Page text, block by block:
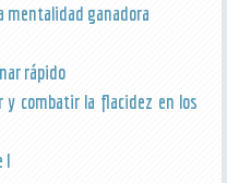
mentalidad ganadora
rápido
y combatir la flacidez en los
I